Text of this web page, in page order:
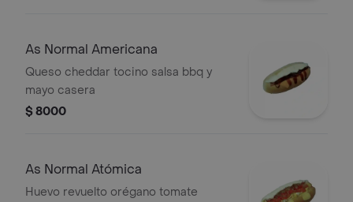
As Normal Americana
Queso cheddar tocino salsa bbq y
mayo casera
$ 8000
As Normal Atómica
Huevo revuelto orégano tomate